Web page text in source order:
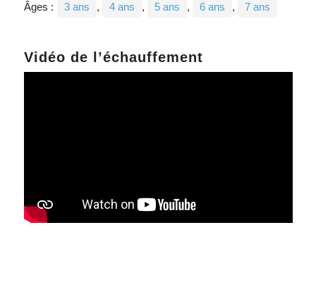
Âges : 3 ans , 4 ans , 5 ans , 6 ans , 7 ans
Vidéo de l’échauffement